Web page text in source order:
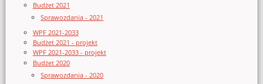
Budżet 2021
Sprawozdania - 2021
WPF 2021-2033
Budżet 2021 - projekt
WPF 2021-2033 - projekt
Budżet 2020
Sprawozdania - 2020